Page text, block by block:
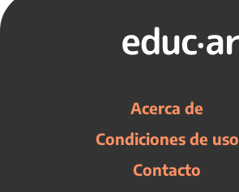
Acerca de
Condiciones de uso
Contacto